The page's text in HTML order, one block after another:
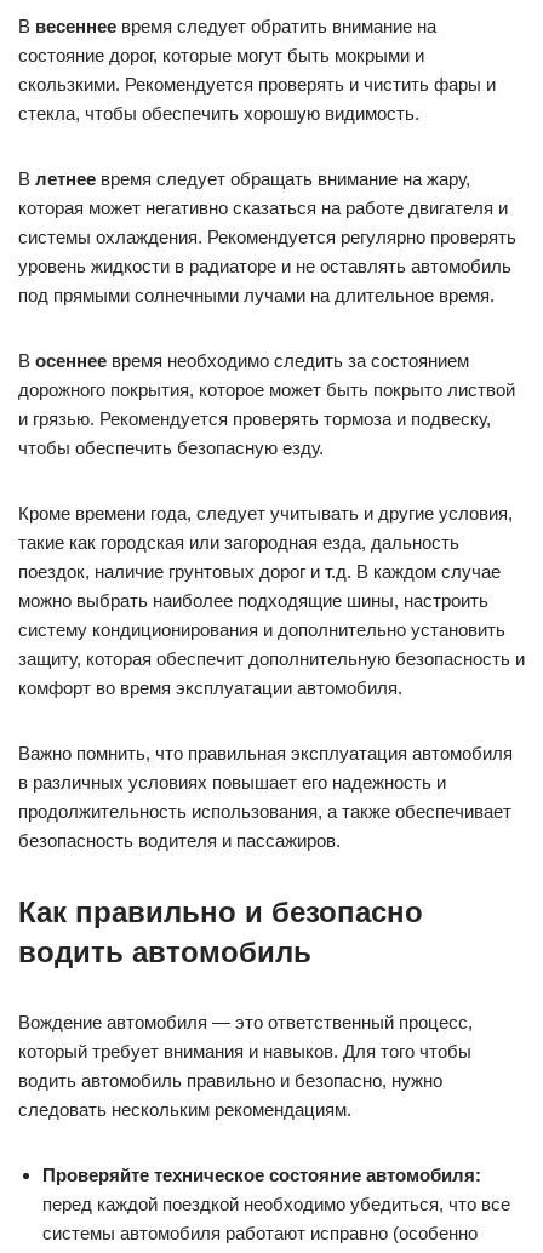
условиях
Каждое время года имеет свои особенности, на которые
необходимо обращать внимание во время эксплуатации
двигателя, использовать специальные лубриканты и
резину с зимним протектором.
Ввесеннеевремя следует обратить внимание на
состояние дорог, которые могут быть мокрыми и
стекла, чтобы обеспечить хорошую видимость.
Влетнее время следует обращать внимание на жару,
которая может негативно сказаться на работе двигателя и
уровень жидкости в радиаторе и не оставлять автомобиль
под прямыми солнечными лучами на длительное время.
Восеннеевремя необходимо следить за состоянием
дорожного покрытия, которое может быть покрыто листвой
и грязью. Рекомендуется проверять тормоза и подвеску,
чтобы обеспечить безопасную езду.
Кроме времени года, следует учитывать и другие условия,
такие как городская или загородная езда, дальность
поездок, наличие грунтовых дорог и т.д. В каждом случае
можно выбрать наиболее подходящие шины, настроить
защиту, которая обеспечит дополнительную безопасность и
комфорт во время эксплуатации автомобиля.
в различных условиях повышает его надежность и
продолжительность использования, а также обеспечивает
безопасность водителя и пассажиров.
водить автомобиль